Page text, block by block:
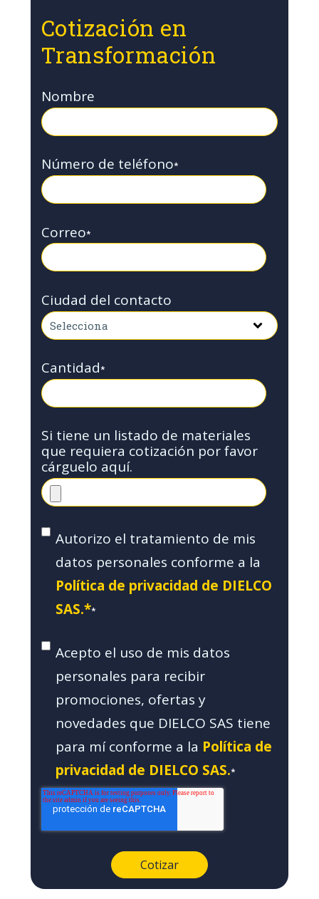
Cotización en
Transformación
Nombre
Número de teléfono*
Correo*
Ciudad del contacto
Cantidad*
Si tiene un listado de materiales
que requiera cotización por favor
cárguelo aquí.
Autorizo el tratamiento de mis
datos personales conforme a la
Política de privacidad de DIELCO
SAS.**
Acepto el uso de mis datos
personales para recibir
promociones, ofertas y
novedades que DIELCO SAS tiene
para mí conforme a la Política de
privacidad de DIELCO SAS.*